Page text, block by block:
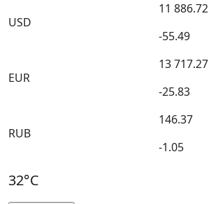
USD
11 886.72
-55.49
EUR
13 717.27
-25.83
RUB
146.37
-1.05
32°C